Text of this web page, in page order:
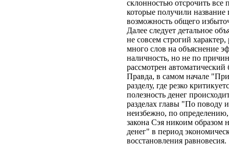
склонностью отсрочить
которые получили
возможность общего
Далее следует детальное
не совсем строгий
много слов на объяснение
наличность, но не по
рассмотрен
Правда, в самом начале
разделу, где резко
полезность денег
разделах главы "По поводу
неизбежно, по
закона Сэя никоим образом
денег" в период
восстановления равновесия.